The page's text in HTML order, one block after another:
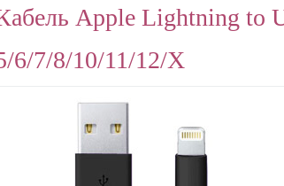
Apple Lightning to
6/7/8/10/11/12/X